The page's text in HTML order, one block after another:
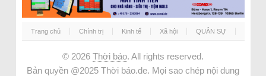
Trang chủ Chính trị Kinh tế Xã hội QUÂN SỰ
© 2026 Thời báo. All rights reserved.
Bản quyền @2025 Thời báo.de. Mọi sao chép nội dung